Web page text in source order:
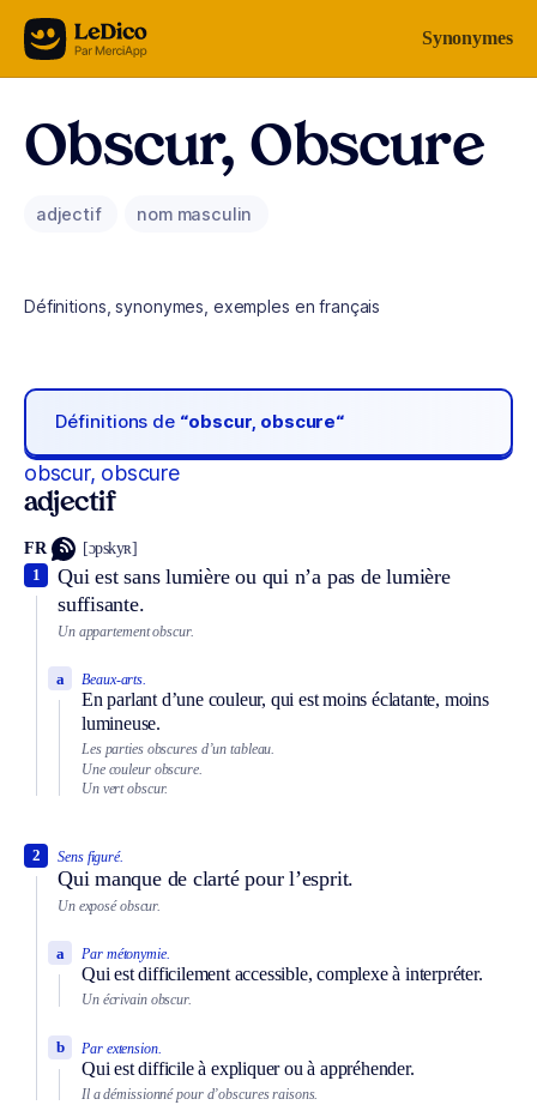
Aller au contenu Synonymes
Obscur, Obscure
adjectif nom masculin
Définitions, synonymes, exemples en français
Définitions de “obscur, obscure“
obscur, obscure
adjectif
FR [ɔpskyʀ]
Qui est sans lumière ou qui n’a pas de lumière
suffisante.
1
Un appartement obscur.
Beaux-arts.
En parlant d’une couleur, qui est moins éclatante, moins
lumineuse.
a
Les parties obscures d’un tableau.
Une couleur obscure.
Un vert obscur.
Sens figuré.
Qui manque de clarté pour l’esprit.
2
Un exposé obscur.
Par métonymie.
Qui est difficilement accessible, complexe à interpréter.
a
Un écrivain obscur.
Par extension.
Qui est difficile à expliquer ou à appréhender.
b
Il a démissionné pour d’obscures raisons.